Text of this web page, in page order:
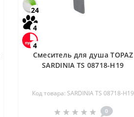
24
4
4
Смеситель для душа TOPAZ
SARDINIA TS 08718-H19
Код товара: SARDINIA TS 08718-H19
0